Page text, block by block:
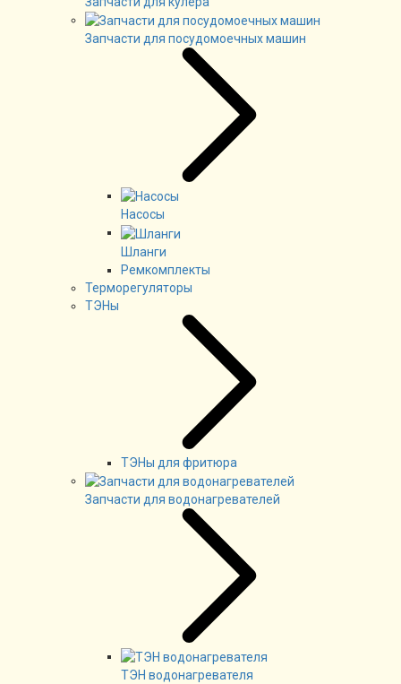
Запчасти для посудомоечных машин
Насосы
Шланги
Ремкомплекты
Терморегуляторы
ТЭНы
ТЭНы для фритюра
Запчасти для водонагревателей
ТЭН водонагревателя